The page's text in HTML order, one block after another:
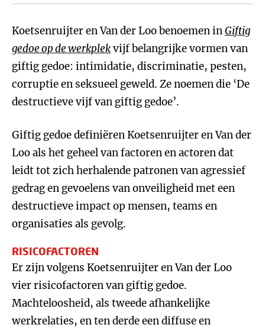
Koetsenruijter en Van der Loo benoemen inGiftig
gedoe op de werkplekvijf belangrijke vormen van
giftig gedoe: intimidatie, discriminatie, pesten,
corruptie en seksueel geweld. Ze noemen die ‘De
destructieve vijf van giftig gedoe’.
Giftig gedoe definiëren Koetsenruijter en Van der
Loo als het geheel van factoren en actoren dat
leidt tot zich herhalende patronen van agressief
gedrag en gevoelens van onveiligheid met een
destructieve impact op mensen, teams en
organisaties als gevolg.
RISICOFACTOREN
Er zijn volgens Koetsenruijter en Van der Loo
vier risicofactoren van giftig gedoe.
Machteloosheid, als tweede afhankelijke
werkrelaties, en ten derde een diffuse en